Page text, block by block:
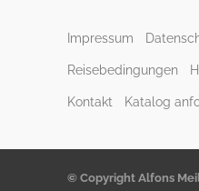
Impressum
Reisebedingungen
Kontakt Katalog
© Copyright Alfons